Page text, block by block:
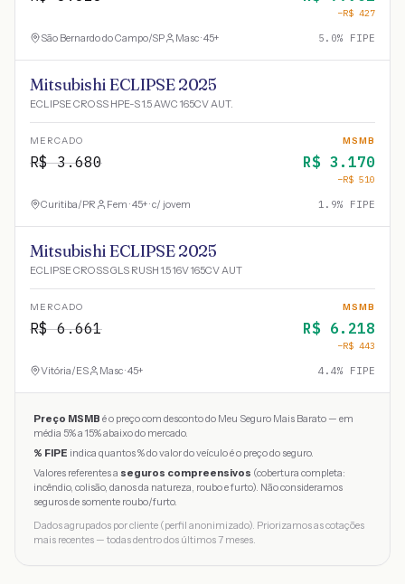
−R$ 427
São Bernardo do Campo/SP Masc · 45+ 5.0% FIPE
Mitsubishi ECLIPSE 2025
ECLIPSE CROSS HPE-S 1.5 AWC 165CV AUT.
MERCADO
R$3.680
MSMB
R$ 3.170
−R$ 510
Curitiba/PR Fem · 45+ · c/ jovem 1.9% FIPE
Mitsubishi ECLIPSE 2025
ECLIPSE CROSS GLS RUSH 1.5 16V 165CV AUT
MERCADO
R$6.661
MSMB
R$ 6.218
−R$ 443
Vitória/ES Masc · 45+ 4.4% FIPE
Preço MSMB é o preço com desconto do Meu Seguro Mais Barato — em
média 5% a 15% abaixo do mercado.
% FIPE indica quantos % do valor do veículo é o preço do seguro.
Valores referentes a seguros compreensivos (cobertura completa:
incêndio, colisão, danos da natureza, roubo e furto). Não consideramos
seguros de somente roubo/furto.
Dados agrupados por cliente (perfil anonimizado). Priorizamos as cotações
mais recentes — todas dentro dos últimos 7 meses.